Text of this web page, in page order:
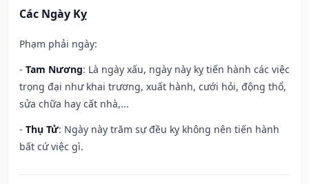
Các Ngày Kỵ
Phạm phải ngày:
- Tam Nương: Là ngày xấu, ngày này kỵ tiến hành các việc
trọng đại như khai trương, xuất hành, cưới hỏi, động thổ,
sửa chữa hay cất nhà,...
- Thụ Tử: Ngày này trăm sự đều kỵ không nên tiến hành
bất cứ việc gì.